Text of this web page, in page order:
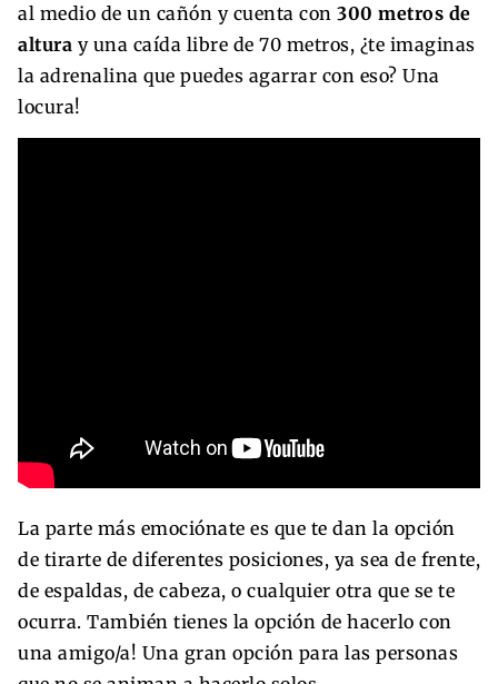
al medio de un cañón y cuenta con 300 metros de
altura y una caída libre de 70 metros, ¿te imaginas
la adrenalina que puedes agarrar con eso? Una
locura!
La parte más emociónate es que te dan la opción
de tirarte de diferentes posiciones, ya sea de frente,
de espaldas, de cabeza, o cualquier otra que se te
ocurra. También tienes la opción de hacerlo con
una amigo/a! Una gran opción para las personas